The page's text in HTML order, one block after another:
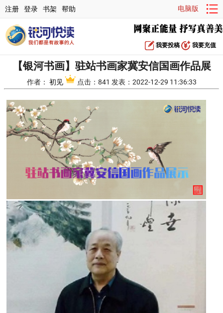
注册 登录 书架 帮助 电脑版
我要投稿 我要充值
【银河书画】驻站书画家冀安信国画作品展
作者： 初见 点击：841 发表：2022-12-29 11:36:33